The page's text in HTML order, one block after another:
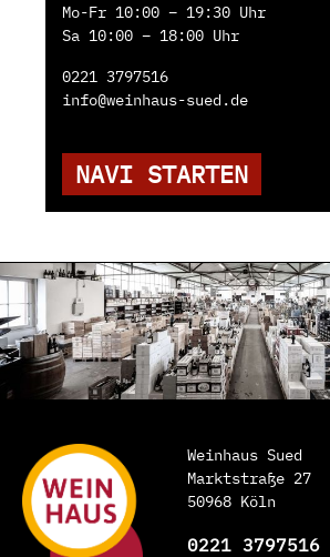
Mo-Fr 10:00 – 19:30 Uhr
Sa 10:00 – 18:00 Uhr
0221 3797516
info@weinhaus-sued.de
NAVI STARTEN
Weinhaus Sued
Marktstraße 27
50968 Köln
0221 3797516